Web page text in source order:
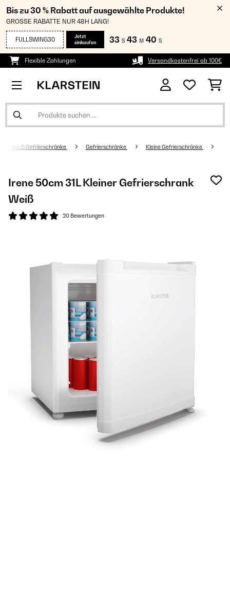
Bis zu 30 % Rabatt auf ausgewählte Produkte!
GROSSE RABATTE NUR 48H LANG!
FULLSWING30
Jetzt
einkaufen
33 S 43 M 39 S
Flexible Zahlungen Versandkostenfrei ab 100€
& Gefrierschränke Gefrierschränke Kleine Gefrierschränke
Irene 50cm 31L Kleiner Gefrierschrank
Weiß
20 Bewertungen